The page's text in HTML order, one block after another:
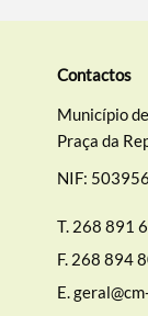
Contactos
Município
Praça da
NIF:
T. 268 891
F. 268 894
E.